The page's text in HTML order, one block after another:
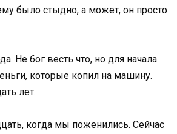
было стыдно, а может, он просто
Не бог весть что, но для начала
которые копил на машину.
лет.
когда мы поженились. Сейчас